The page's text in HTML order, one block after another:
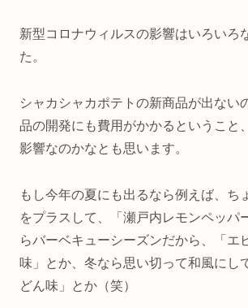
新型コロナウィルスの影響はいろいろ
た。
シャカシャカポテトの新商品が出ない
品の開発にも費用がかかるということ
影響なのかなとも思います。
もし今年の夏にも出るなら例えば、ち
をプラスして、「瀬戸内レモンペッパ
らバーベキューシーズンだから、「エ
味」とか、冬なら思い切って和風にし
どん味」とか（笑）